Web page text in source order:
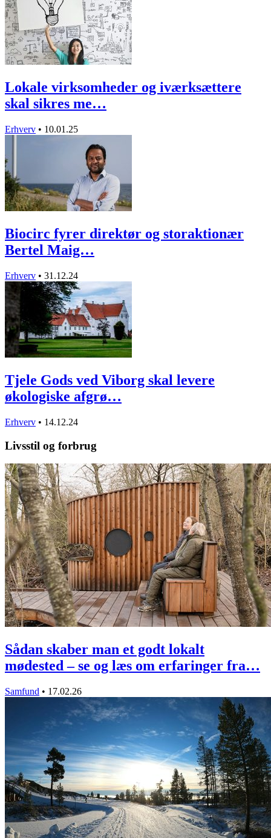
Lokale virksomheder og iværksættere
skal sikres me…
Erhverv • 10.01.25
Biocirc fyrer direktør og storaktionær
Bertel Maig…
Erhverv • 31.12.24
Tjele Gods ved Viborg skal levere
økologiske afgrø…
Erhverv • 14.12.24
Livsstil og forbrug
Sådan skaber man et godt lokalt
mødested – se og læs om erfaringer fra…
Samfund • 17.02.26